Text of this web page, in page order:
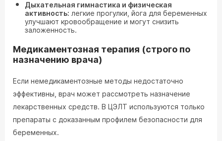
Дыхательная гимнастика и физическая
активность: легкие прогулки, йога для беременных
улучшают кровообращение и могут снизить
заложенность.
Медикаментозная терапия (строго по
назначению врача)
Если немедикаментозные методы недостаточно
эффективны, врач может рассмотреть назначение
лекарственных средств. В ЦЭЛТ используются только
препараты с доказанным профилем безопасности для
беременных.